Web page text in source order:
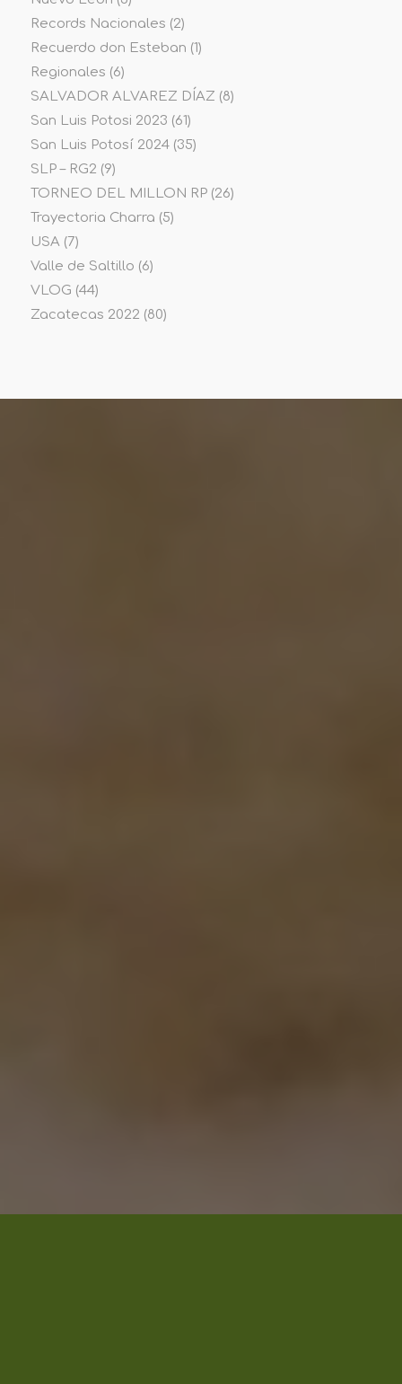
Records Nacionales (2)
Recuerdo don Esteban (1)
Regionales (6)
SALVADOR ALVAREZ DÍAZ (8)
San Luis Potosi 2023 (61)
San Luis Potosí 2024(35)
SLP – RG2 (9)
TORNEO DEL MILLON RP(26)
Trayectoria Charra (5)
USA(7)
Valle de Saltillo (6)
VLOG (44)
Zacatecas 2022 (80)